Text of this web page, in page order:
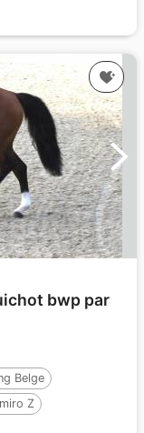
bwp par
Belge
Z